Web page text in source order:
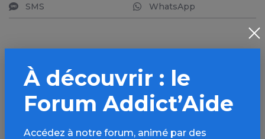
SMS WhatsApp
Aller plus loin sur
l’espace Médicaments
Informations, parcours d’évaluations,
À découvrir : le
Forum Addict’Aide
Accédez à notre forum, animé par des